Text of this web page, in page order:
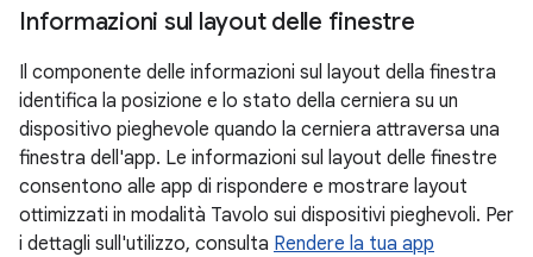
Informazioni sul layout delle finestre
Il componente delle informazioni sul layout della finestra
identifica la posizione e lo stato della cerniera su un
dispositivo pieghevole quando la cerniera attraversa una
finestra dell'app. Le informazioni sul layout delle finestre
consentono alle app di rispondere e mostrare layout
ottimizzati in modalità Tavolo sui dispositivi pieghevoli. Per
i dettagli sull'utilizzo, consulta Rendere la tua app